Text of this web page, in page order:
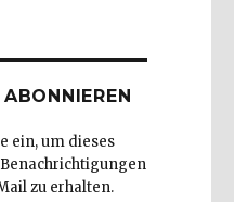
ein, um dieses
zu erhalten.